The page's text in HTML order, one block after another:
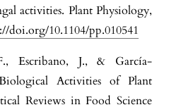
activities. Plant Physiology,
doi.org/10.1104/pp.010541
Escribano, J., & García-
Activities of Plant
Reviews in Food Science